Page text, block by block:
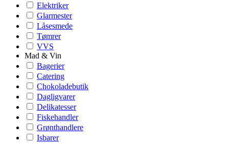
Elektriker
Glarmester
Låsesmede
Tømrer
VVS
Mad & Vin
Bagerier
Catering
Chokoladebutik
Dagligvarer
Delikatesser
Fiskehandler
Grønthandlere
Isbarer